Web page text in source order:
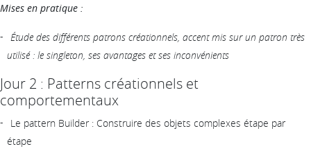
Mises en pratique :
Étude des différents patrons créationnels, accent mis sur un patron très
utilisé : le singleton, ses avantages et ses inconvénients
Jour 2 : Patterns créationnels et
comportementaux
Le pattern Builder : Construire des objets complexes étape par
étape